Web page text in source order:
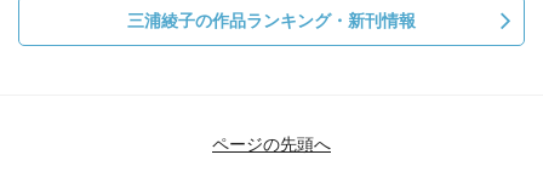
三浦綾子の作品ランキング・新刊情報
ページの先頭へ